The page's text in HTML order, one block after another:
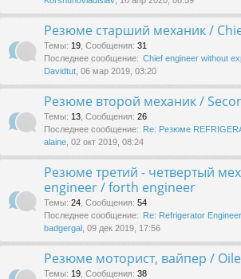
Резюме старший механик /
Темы: 19 Сообщения: 31
Последнее сообщение: Chief engineer without
Davidtut , 06 мар 2019, 03:20
Резюме второй механик /
Темы: 13 Сообщения: 26
Последнее сообщение: Re: Резюме
alaine , 02 окт 2019, 08:24
Резюме третий - четвертый
engineer / forth engineer
Темы: 24 Сообщения: 54
Последнее сообщение: Re: Refrigerator
badgergal , 09 дек 2019, 17:56
Резюме моторист, вайпер /
Темы: 19 Сообщения: 38